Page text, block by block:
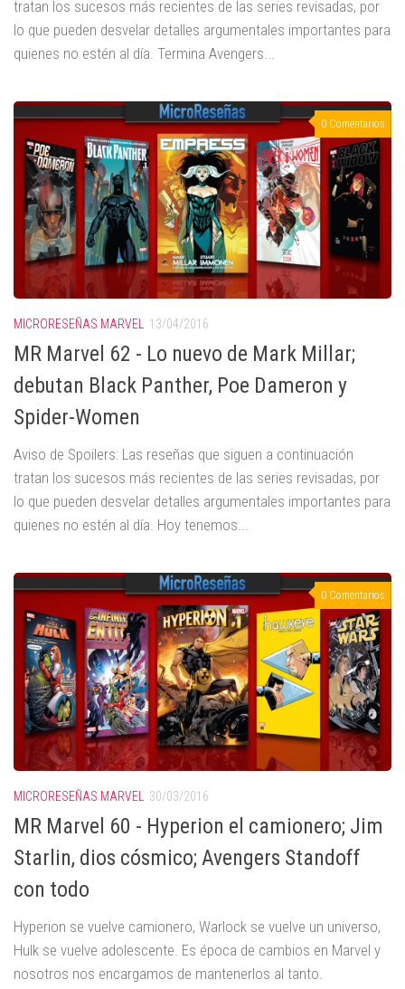
tratan los sucesos más recientes de las series revisadas, por
lo que pueden desvelar detalles argumentales importantes para
quienes no estén al día. Termina Avengers...
0 Comentarios
MICRORESEÑAS MARVEL 13/04/2016
MR Marvel 62 - Lo nuevo de Mark Millar;
debutan Black Panther, Poe Dameron y
Spider-Women
Aviso de Spoilers: Las reseñas que siguen a continuación
tratan los sucesos más recientes de las series revisadas, por
lo que pueden desvelar detalles argumentales importantes para
quienes no estén al día. Hoy tenemos...
0 Comentarios
MICRORESEÑAS MARVEL 30/03/2016
MR Marvel 60 - Hyperion el camionero; Jim
Starlin, dios cósmico; Avengers Standoff
con todo
Hyperion se vuelve camionero, Warlock se vuelve un universo,
Hulk se vuelve adolescente. Es época de cambios en Marvel y
nosotros nos encargamos de mantenerlos al tanto.